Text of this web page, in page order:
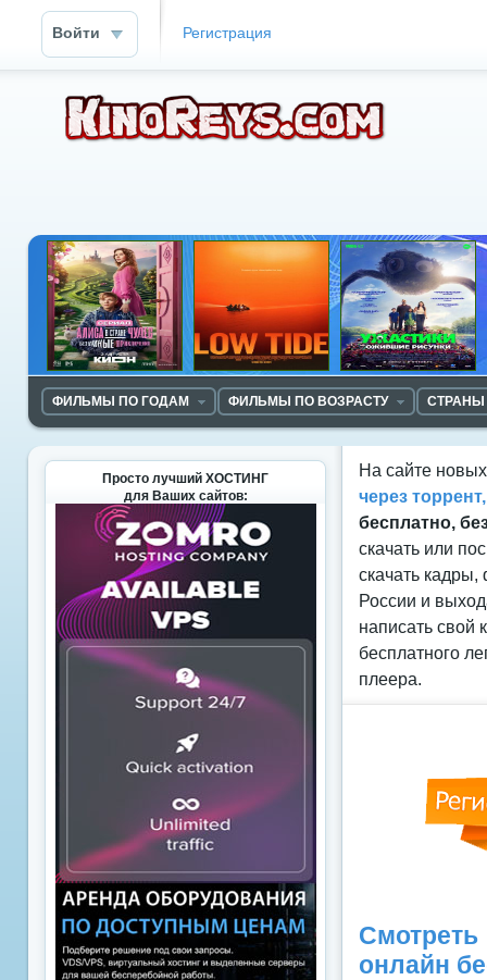
Войти Регистрация
ФИЛЬМЫ ПО ГОДАМ ФИЛЬМЫ ПО ВОЗРАСТУ
На сайте
через
бесплатно,
скачать или
скачать
России и
написать свой
бесплатного
плеера.
онлайн
Просто лучший ХОСТИНГ
для Ваших сайтов: